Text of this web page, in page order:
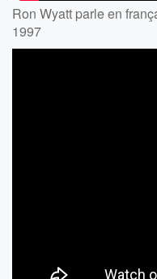
Ron Wyatt parle en
1997